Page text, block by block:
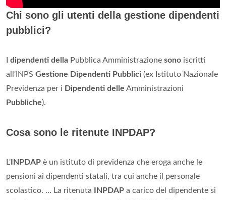
Chi sono gli utenti della gestione dipendenti
pubblici?
dipendenti della Pubblica Amministrazione sono iscritti
all'INPS Gestione Dipendenti Pubblici (ex Istituto Nazionale
Previdenza per i Dipendenti delle Amministrazioni
Pubbliche).
Cosa sono le ritenute INPDAP?
L' INPDAP è un istituto di previdenza che eroga anche le
pensioni ai dipendenti statali, tra cui anche il personale
scolastico. ... La ritenuta
INPDAP a carico del dipendente si